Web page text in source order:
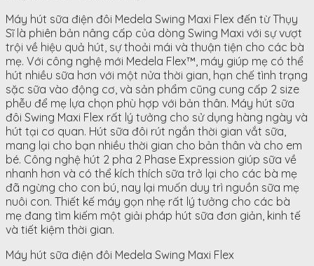
Máy hút sữa điện đôi Medela Swing Maxi Flex đến từ Thụy
Sĩ là phiên bản nâng cấp của dòng Swing Maxi với sự vượt
trội về hiệu quả hút, sự thoải mái và thuận tiện cho các bà
mẹ. Với công nghệ mới Medela Flex™, máy giúp mẹ có thể
hút nhiều sữa hơn với một nửa thời gian, hạn chế tình trạng
sặc sữa vào động cơ, và sản phẩm cũng cung cấp 2 size
phễu để mẹ lựa chọn phù hợp với bản thân. Máy hút sữa
đôi Swing Maxi Flex rất lý tưởng cho sử dụng hàng ngày và
hút tại cơ quan. Hút sữa đôi rút ngắn thời gian vắt sữa,
mang lại cho bạn nhiều thời gian cho bản thân và cho em
bé. Công nghệ hút 2 pha 2 Phase Expression giúp sữa về
nhanh hơn và có thể kích thích sữa trở lại cho các bà mẹ
đã ngừng cho con bú, nay lại muốn duy trì nguồn sữa mẹ
nuôi con. Thiết kế máy gọn nhẹ rất lý tưởng cho các bà
mẹ đang tìm kiếm một giải pháp hút sữa đơn giản, kinh tế
và tiết kiệm thời gian.
Máy hút sữa điện đôi Medela Swing Maxi Flex